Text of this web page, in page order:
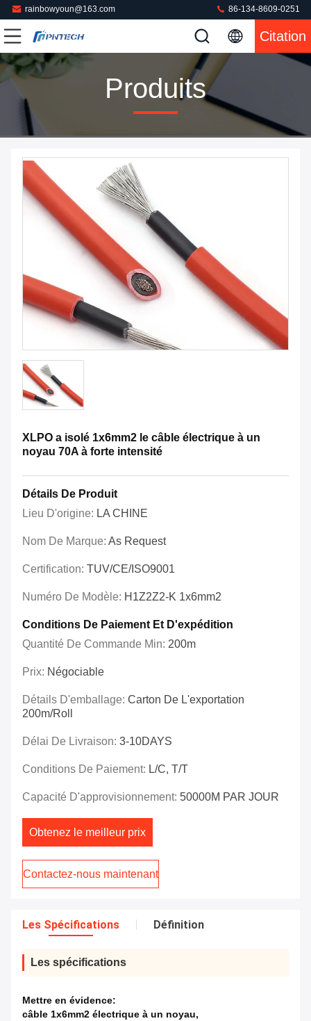
rainbowyoun@163.com 86-134-8609-0251
Citation
Produits
XLPO a isolé 1x6mm2 le câble électrique à un
noyau 70A à forte intensité
Détails De Produit
Lieu D'origine: LA CHINE
Nom De Marque: As Request
Certification: TUV/CE/ISO9001
Numéro De Modèle: H1Z2Z2-K 1x6mm2
Conditions De Paiement Et D'expédition
Quantité De Commande Min: 200m
Prix: Négociable
Détails D'emballage: Carton De L'exportation
200m/roll
Délai De Livraison: 3-10DAYS
Conditions De Paiement: L/C, T/T
Capacité D'approvisionnement: 50000M PAR JOUR
Obtenez le meilleur prix
Contactez-nous maintenant
Les Spécifications Définition
Les spécifications
Mettre en évidence:
câble 1x6mm2 électrique à un noyau,